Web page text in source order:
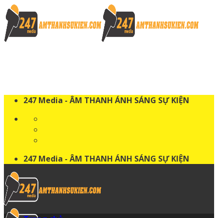
Skip
to
content
247 Media - ÂM THANH ÁNH SÁNG SỰ KIỆN
247 Media - ÂM THANH ÁNH SÁNG SỰ KIỆN